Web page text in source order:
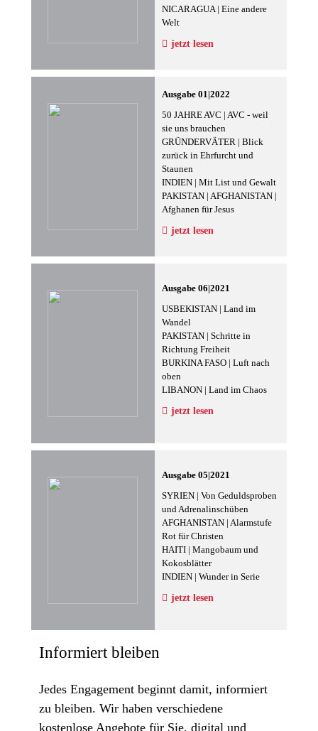
NICARAGUA | Eine andere
Welt
jetzt lesen
Ausgabe 01|2022
50 JAHRE AVC | AVC - weil
sie uns brauchen
GRÜNDERVÄTER | Blick
zurück in Ehrfurcht und
Staunen
INDIEN | Mit List und Gewalt
PAKISTAN | AFGHANISTAN |
Afghanen für Jesus
jetzt lesen
Ausgabe 06|2021
USBEKISTAN | Land im
Wandel
PAKISTAN | Schritte in
Richtung Freiheit
BURKINA FASO | Luft nach
oben
LIBANON | Land im Chaos
jetzt lesen
Ausgabe 05|2021
SYRIEN | Von Geduldsproben
und Adrenalinschüben
AFGHANISTAN | Alarmstufe
Rot für Christen
HAITI | Mangobaum und
Kokosblätter
INDIEN | Wunder in Serie
jetzt lesen
Informiert bleiben
Jedes Engagement beginnt damit, informiert
zu bleiben. Wir haben verschiedene
kostenlose Angebote für Sie, digital und